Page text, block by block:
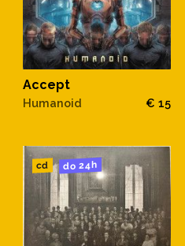
Accept
Humanoid € 15
cd do 24h